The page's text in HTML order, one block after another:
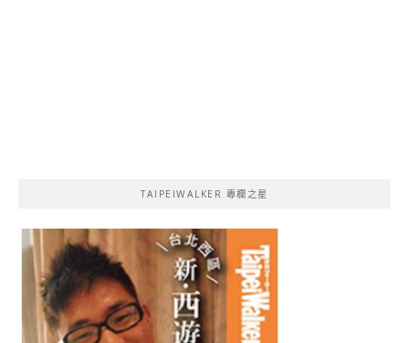
TAIPEIWALKER 專欄之星